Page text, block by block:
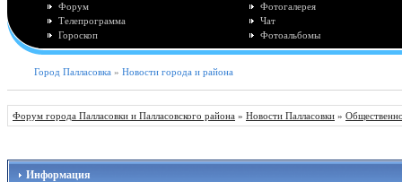
Форум
Телепрограмма
Гороскоп
Фотогалерея
Чат
Фотоальбомы
Город Палласовка » Новости города и района
Форум города Палласовки и Палласовского района » Новости Палласовки »
Информация